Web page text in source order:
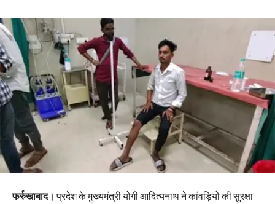
फर्रुखाबाद। प्रदेश के मुख्यमंत्री योगी आदित्यनाथ ने कांवड़ियों की सुरक्षा